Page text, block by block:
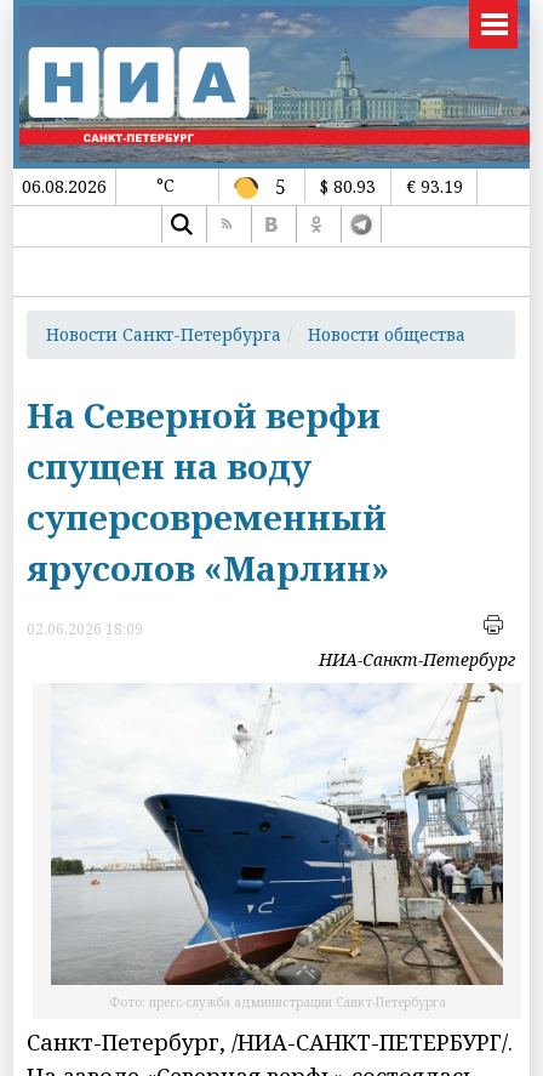
06.08.2026 °C 5 $ 80.93 € 93.19
Новости Санкт-Петербурга Новости общества
На Северной верфи
спущен на воду
суперсовременный
ярусолов «Марлин»
02.06.2026 18:09
НИА-Санкт-Петербург
Фото: пресс-служба администрации Санкт-Петербурга
Санкт-Петербург, /НИА-САНКТ-ПЕТЕРБУРГ/.